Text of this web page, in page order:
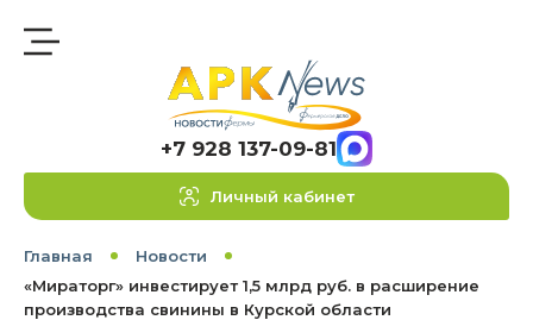
+7 928 137-09-81
Личный кабинет
Главная
Новости
«Мираторг» инвестирует 1,5 млрд руб. в расширение
производства свинины в Курской области